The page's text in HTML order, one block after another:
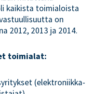
kaikista toimialoista
on
2012, 2013 ja 2014.
toimialat:
(elektroniikka-